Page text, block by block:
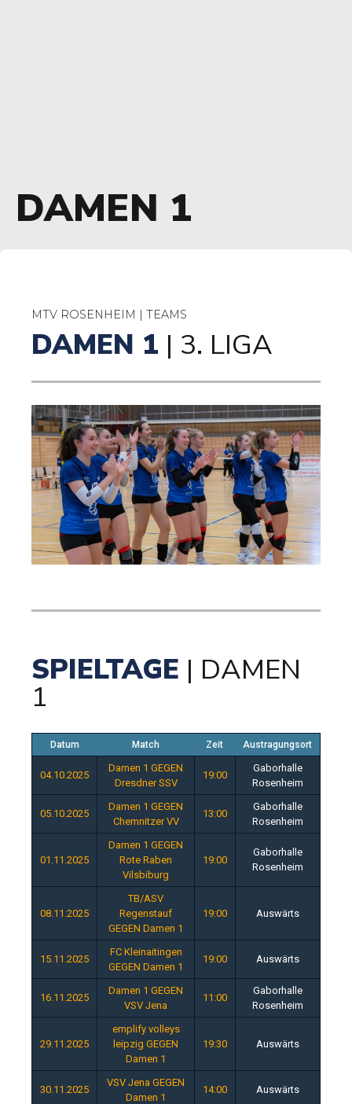
DAMEN 1
MTV ROSENHEIM | TEAMS
DAMEN 1 | 3. LIGA
SPIELTAGE | DAMEN
1
Datum Match Zeit Austragungsort
04.10.2025
Damen 1 GEGEN
Dresdner SSV
19:00
Gaborhalle
Rosenheim
05.10.2025
Damen 1 GEGEN
Chemnitzer VV
13:00
Gaborhalle
Rosenheim
01.11.2025
Damen 1 GEGEN
Rote Raben
Vilsbiburg
19:00
Gaborhalle
Rosenheim
08.11.2025
TB/ASV
Regenstauf
GEGEN Damen 1
19:00 Auswärts
15.11.2025
FC Kleinaitingen
GEGEN Damen 1
19:00 Auswärts
16.11.2025
Damen 1 GEGEN
VSV Jena
11:00
Gaborhalle
Rosenheim
29.11.2025
emplify volleys
leipzig GEGEN
Damen 1
19:30 Auswärts
30.11.2025
VSV Jena GEGEN
Damen 1
14:00 Auswärts